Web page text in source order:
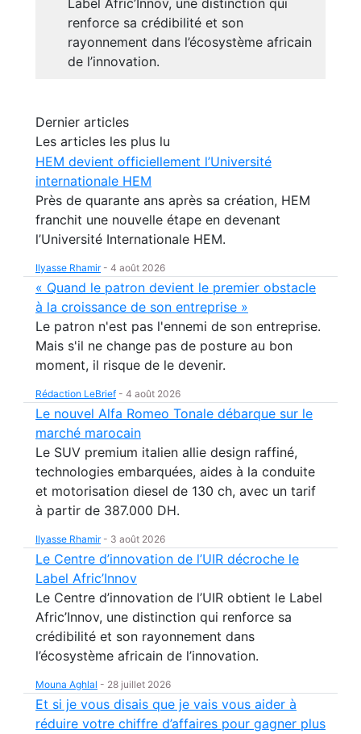
Label Afric’Innov, une distinction qui
renforce sa crédibilité et son
rayonnement dans l’écosystème africain
de l’innovation.
Dernier articles
Les articles les plus lu
HEM devient officiellement l’Université
internationale HEM
Près de quarante ans après sa création, HEM
franchit une nouvelle étape en devenant
l’Université Internationale HEM.
Ilyasse Rhamir- 4 août 2026
« Quand le patron devient le premier obstacle
à la croissance de son entreprise »
Le patron n'est pas l'ennemi de son entreprise.
Mais s'il ne change pas de posture au bon
moment, il risque de le devenir.
Rédaction LeBrief - 4 août 2026
Le nouvel Alfa Romeo Tonale débarque sur le
marché marocain
Le SUV premium italien allie design raffiné,
technologies embarquées, aides à la conduite
et motorisation diesel de 130 ch, avec un tarif
à partir de 387.000 DH.
Ilyasse Rhamir- 3 août 2026
Le Centre d’innovation de l’UIR décroche le
Label Afric’Innov
Le Centre d’innovation de l’UIR obtient le Label
Afric’Innov, une distinction qui renforce sa
crédibilité et son rayonnement dans
l’écosystème africain de l’innovation.
Mouna Aghlal - 28 juillet 2026
Et si je vous disais que je vais vous aider à
réduire votre chiffre d’affaires pour gagner plus